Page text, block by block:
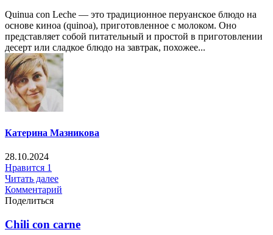
Quinua con Leche — это традиционное перуанское блюдо на
основе киноа (quinoa), приготовленное с молоком. Оно
представляет собой питательный и простой в приготовлении
десерт или сладкое блюдо на завтрак, похожее...
Катерина Мазникова
28.10.2024
Нравится 1
Читать далее
Комментарий
Поделиться
Chili con carne